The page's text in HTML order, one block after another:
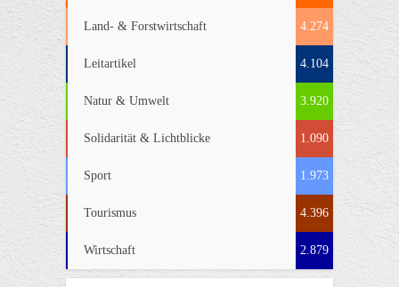
Land- & Forstwirtschaft 4.274
Leitartikel 4.104
Natur & Umwelt 3.920
Solidarität & Lichtblicke 1.090
Sport 1.973
Tourismus 4.396
Wirtschaft 2.879